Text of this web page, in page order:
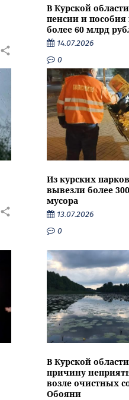
В Курской
пенсии и
более 60 млрд
14.07.2026
0
Из курских
вывезли более
мусора
13.07.2026
0
В Курской
причину
возле очистных
Обояни